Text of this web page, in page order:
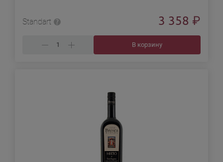
Standart 3 358 ₽
В корзину